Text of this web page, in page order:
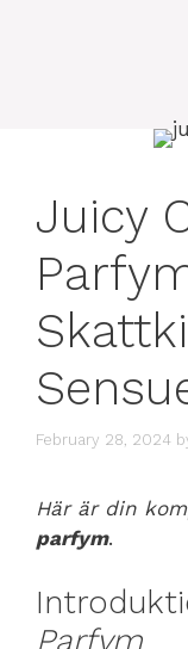
Juicy
February 28, 2024
Här är din
parfym.
Parfym